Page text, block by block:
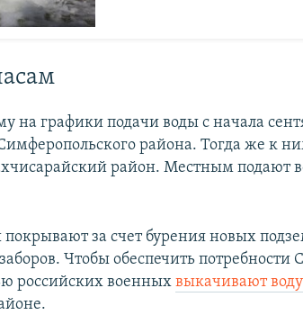
на графики подачи воды с начала
района. Тогда же к
район. Местным подают
покрывают за счет бурения новых
Чтобы обеспечить
российских военныхвыкачивают воду